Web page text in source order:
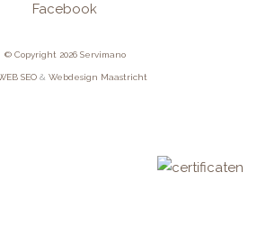
Facebook
© Copyright 2026 Servimano
SEO& Webdesign Maastricht